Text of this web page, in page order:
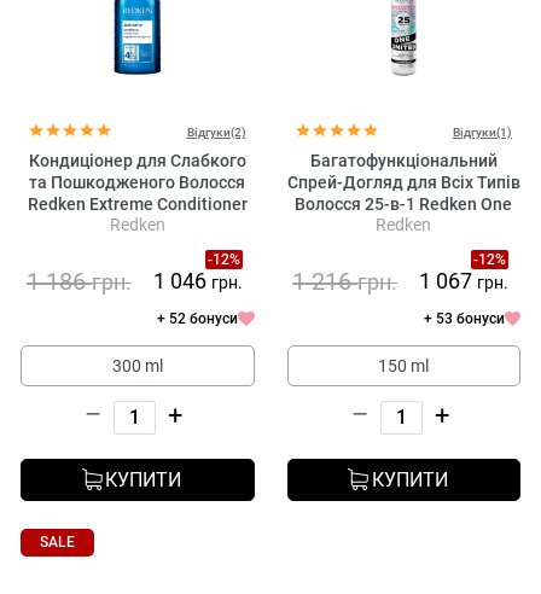
Відгуки(2)
Кондиціонер для Слабкого
та Пошкодженого Волосся
Redken Extreme Conditioner
For Damaged Hair
Redken
-12%
1 186грн. 1 046 грн.
+ 52 бонуси
300 ml
– +
КУПИТИ
Відгуки(1)
Багатофункціональний
Спрей-Догляд для Всіх Типів
Волосся 25-в-1 Redken One
United Elixir
Redken
-12%
1 216грн. 1 067 грн.
+ 53 бонуси
150 ml
– +
КУПИТИ
SALE